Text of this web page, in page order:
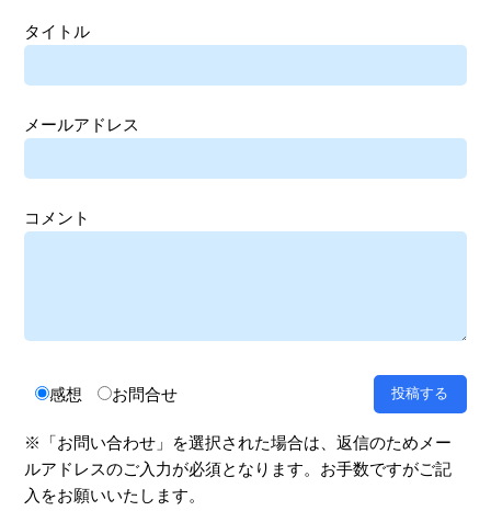
タイトル
メールアドレス
コメント
感想 お問合せ
※「お問い合わせ」を選択された場合は、返信のためメー
ルアドレスのご入力が必須となります。お手数ですがご記
入をお願いいたします。